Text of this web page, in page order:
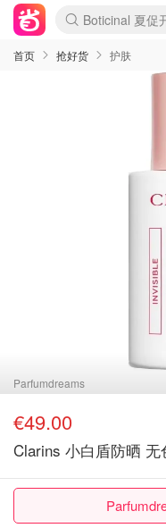
Boticinal 夏促
4折！lulu周四
还没结束！
Joybuy变相75
速领！Stanley
疑似霸哥！
Zalando 奥莱
Moncler反季囤
Coach
首页 抢好货 护肤
Parfumdreams
€49.00
Clarins 小白盾防晒 无